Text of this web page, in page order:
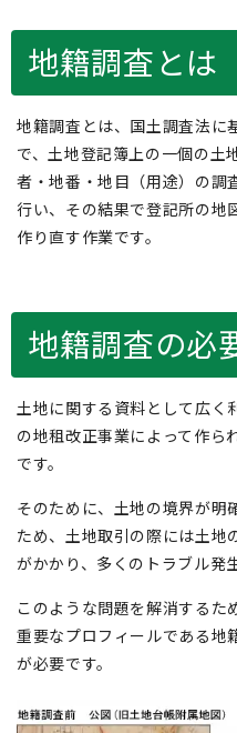
地籍調査とは
地籍調査とは、国土調査法に
で、土地登記簿上の一個の土
者・地番・地目（用途）の調
行い、その結果で登記所の地
作り直す作業です。
地籍調査の必
土地に関する資料として広く
の地租改正事業によって作ら
です。
そのために、土地の境界が明
ため、土地取引の際には土地
がかかり、多くのトラブル発
このような問題を解消するた
重要なプロフィールである地
が必要です。